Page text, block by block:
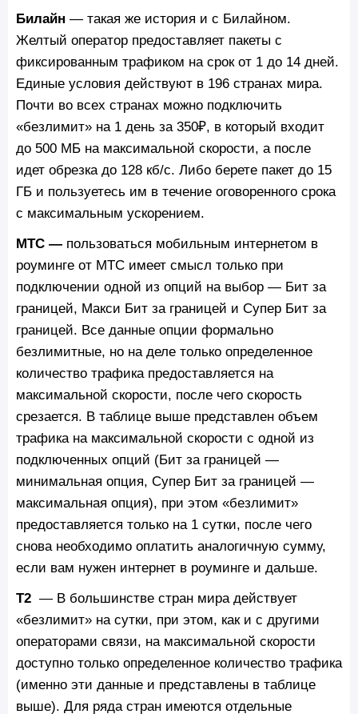
Билайн — такая же история и с Билайном.
Желтый оператор предоставляет пакеты с
фиксированным трафиком на срок от 1 до 14 дней.
Единые условия действуют в 196 странах мира.
Почти во всех странах можно подключить
«безлимит» на 1 день за 350₽, в который входит
до 500 МБ на максимальной скорости, а после
идет обрезка до 128 кб/c. Либо берете пакет до 15
ГБ и пользуетесь им в течение оговоренного срока
с максимальным ускорением.
МТС — пользоваться мобильным интернетом в
роуминге от МТС имеет смысл только при
подключении одной из опций на выбор — Бит за
границей, Макси Бит за границей и Супер Бит за
границей. Все данные опции формально
безлимитные, но на деле только определенное
количество трафика предоставляется на
максимальной скорости, после чего скорость
срезается. В таблице выше представлен объем
трафика на максимальной скорости с одной из
подключенных опций (Бит за границей —
минимальная опция, Супер Бит за границей —
максимальная опция), при этом «безлимит»
предоставляется только на 1 сутки, после чего
снова необходимо оплатить аналогичную сумму,
если вам нужен интернет в роуминге и дальше.
Т2 — В большинстве стран мира действует
«безлимит» на сутки, при этом, как и с другими
операторами связи, на максимальной скорости
доступно только определенное количество трафика
(именно эти данные и представлены в таблице
выше). Для ряда стран имеются отдельные